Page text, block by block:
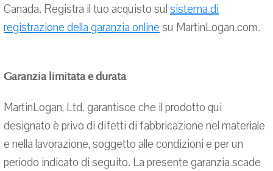
Canada. Registra il tuo acquisto sulsistema di
registrazione della garanzia onlinesu MartinLogan.com.
Garanzia limitata e durata
MartinLogan, Ltd. garantisce che il prodotto qui
designato è privo di difetti di fabbricazione nel materiale
e nella lavorazione, soggetto alle condizioni e per un
periodo indicato di seguito. La presente garanzia scade